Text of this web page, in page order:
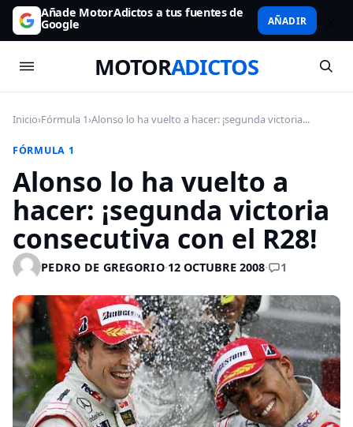
Añade MotorAdictos a tus fuentes de
Google AÑADIR
MOTORADICTOS
Inicio›Fórmula 1›Alonso lo ha vuelto a hacer: ¡segunda victoria...
FÓRMULA 1
Alonso lo ha vuelto a
hacer: ¡segunda victoria
consecutiva con el R28!
PEDRO DE GREGORIO·12 OCTUBRE 2008· 1